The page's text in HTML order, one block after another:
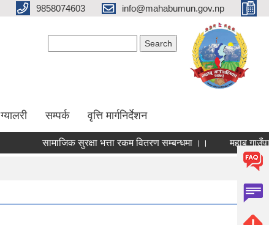
9858074603 info@mahabumun.gov.np
ग्यालरी सम्पर्क वृत्ति मार्गनिर्देशन
सामाजिक सुरक्षा भत्ता रकम वितरण सम्बन्धमा ।।